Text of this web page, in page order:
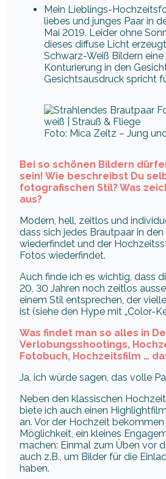
Mein Lieblings-
liebes und junges Paar in
Mai 2019. Leider ohne
dieses diffuse Licht
Schwarz-Weiß Bildern
Konturierung in den
Gesichtsausdruck spricht
Foto: Mica Zeitz – Jung
Bei so schönen Bildern
sein! Wie beschreibst Du
fotografischen Stil? Was
aus?
Modern, hell, zeitlos und
dass sich jedes Brautpaar in den
wiederfindet und der
Fotos wiederfindet.
Auch finde ich es wichtig, dass
20, 30 Jahren noch zeitlos
einem Stil entsprechen, der
ist (siehe den Hype mit „Color-
Was findet man so alles in
Verlobungsshootings,
Fotobuch, Hochzeitsfilm …
Ja, ich würde sagen, das volle
Neben den klassischen
biete ich auch einen
an. Vor der Hochzeit
Möglichkeit, ein kleines
machen: Einmal zum Üben vor
auch z.B., um Bilder für die
haben.